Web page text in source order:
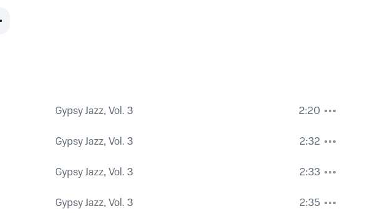
Gypsy Jazz, Vol. 3
2:20
Gypsy Jazz, Vol. 3
2:32
Gypsy Jazz, Vol. 3
2:33
Gypsy Jazz, Vol. 3
2:35